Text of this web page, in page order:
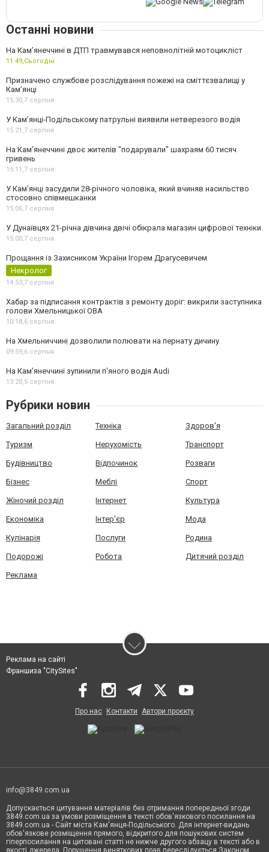
Останні новини
На Кам’янеччині в ДТП травмувався неповнолітній мотоцикліст
11:49,Сьогодні
Призначено службове розслідування пожежі на сміттєзвалищі у
Кам’янці
15:30,7 серпня
У Кам’янці-Подільському патрульні виявили нетверезого водія
15:21,7 серпня
На Камʼянеччині двоє жителів "подарували" шахраям 60 тисяч
гривень
15:11,7 серпня
У Камʼянці засудили 28-річного чоловіка, який вчиняв насильство
стосовно співмешканки
15:06,7 серпня
У Дунаївцях 21-річна дівчина двічі обікрала магазин цифрової техніки
15:00,7 серпня
Прощання із Захисником України Ігорем Драгусевичем
Некролог
14:53,7 серпня
Хабар за підписання контрактів з ремонту доріг: викрили заступника
голови Хмельницької ОВА
10:18,6 серпня
На Хмельниччині дозволили полювати на пернату дичину
09:59,6 серпня
На Камʼянеччині зупинили п'яного водія Audi
13:20,5 серпня
Рубрики новин
Загальний розділ Техніка Здоров'я
Туризм Нерухомість Транспорт
Будівництво Відпочинок Розваги
Бізнес Меблі Спорт
Жіночий розділ Інтернет Культура
Економіка Інтер'єр Мода
Кулінарія Послуги Родина
Подорожі Робота Дитячий розділ
Реклама
Реклама на сайті
Франшиза "CitySites"
Про нас Контакти Автори проєкту
info@3849.com.ua
Допускається цитування матеріалів без отримання попередньої згоди
3849.com.ua за умови розміщення в тексті обов'язкового посилання на
3849.com.ua - Сайт міста Кам'янця-Подільського. Для інтернет-видань
обов'язкове розміщення прямого, відкритого для пошукових систем
гіперпосилання на цитовані статті не нижче другого абзацу в тексті або в
якості джерела. Порушення виняткових прав переслідується Законом.